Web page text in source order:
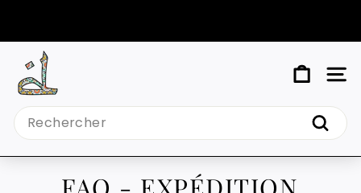
contenu
Pause
M
Y
T
I
Search